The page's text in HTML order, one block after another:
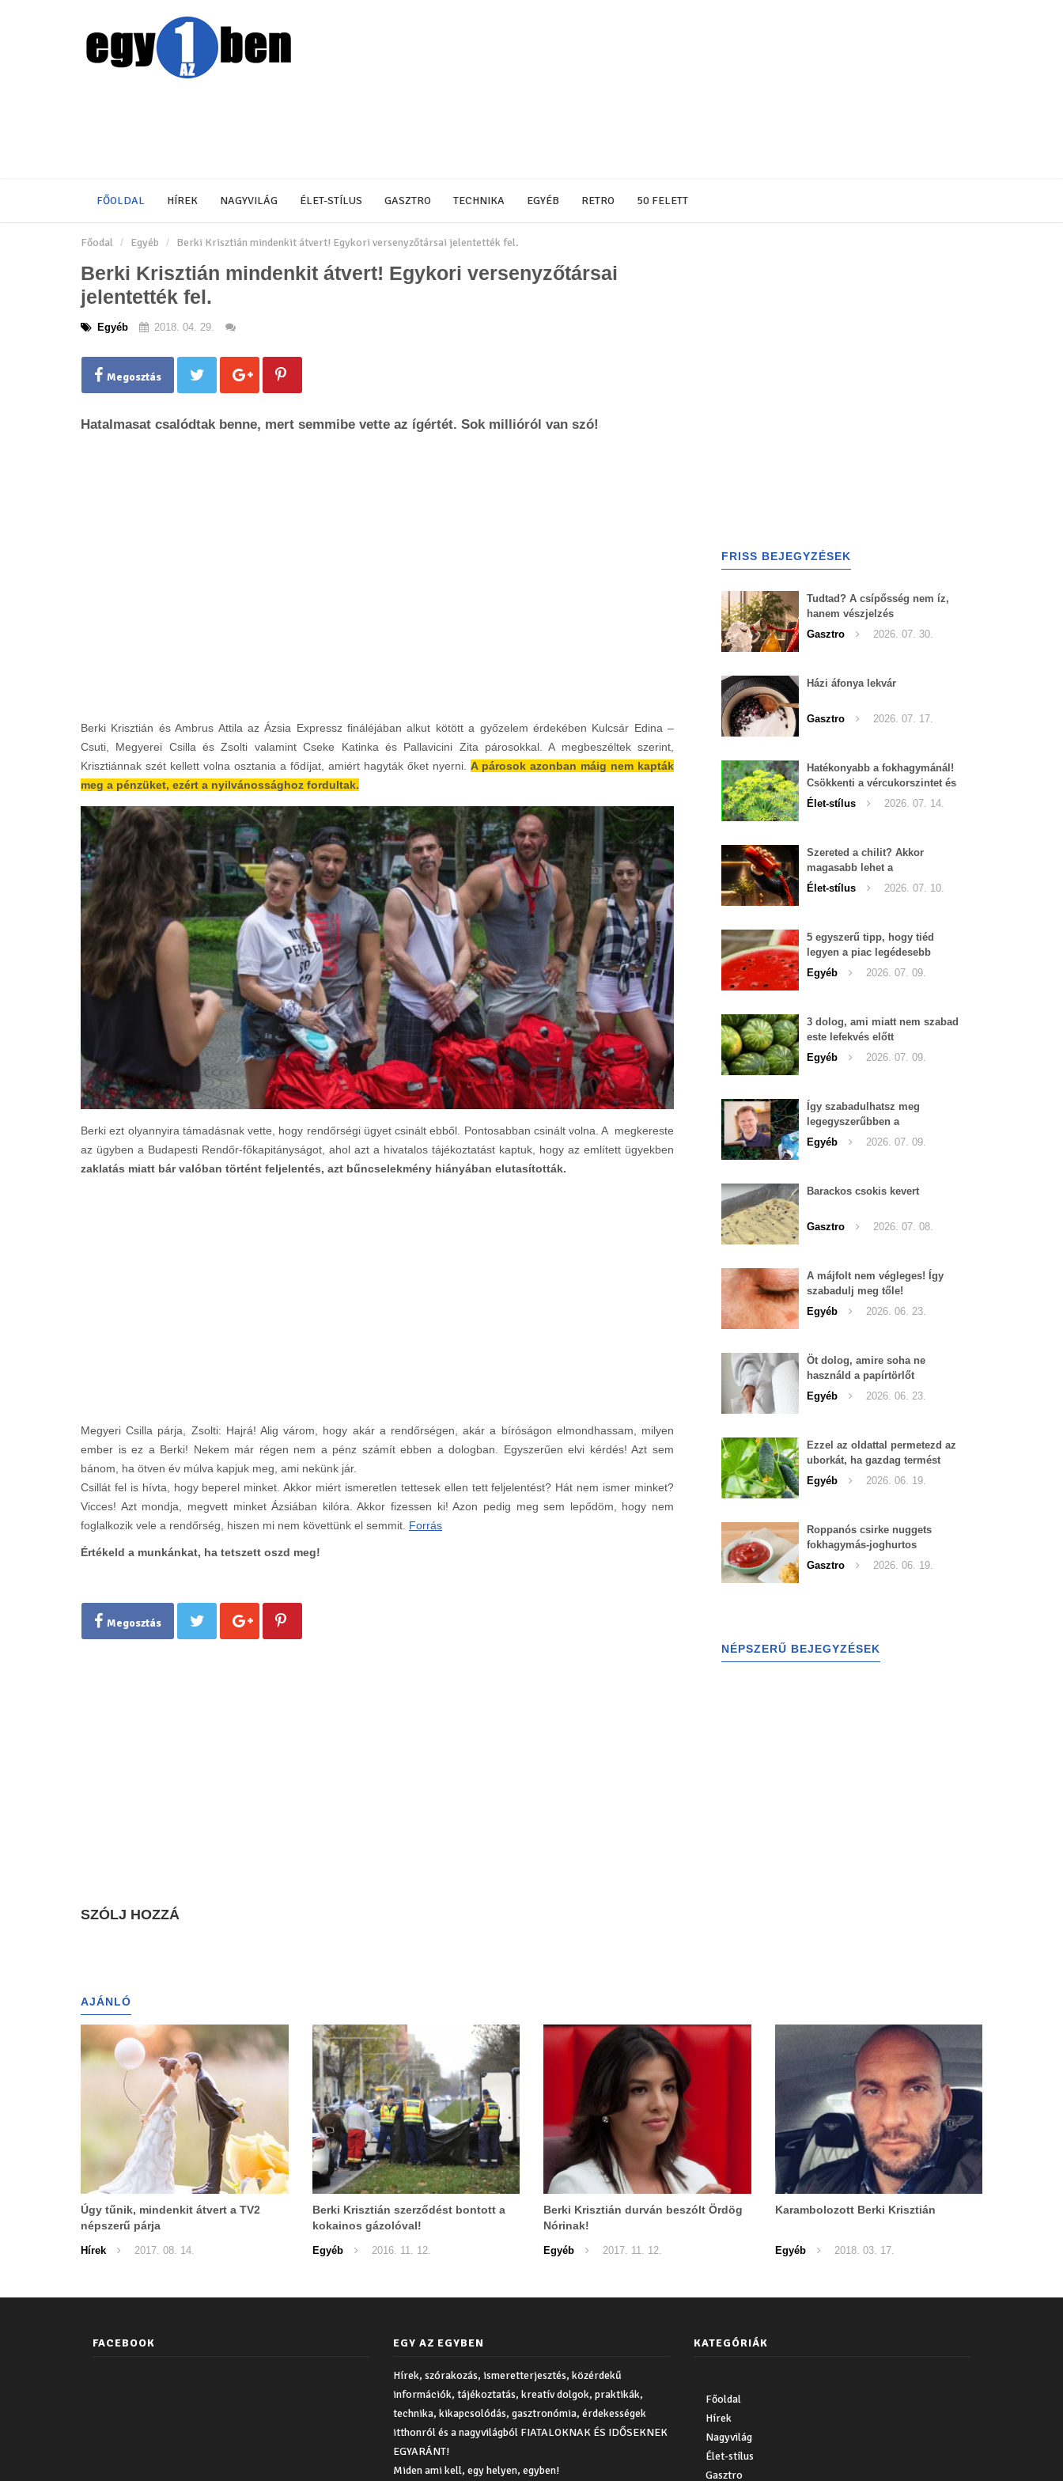
FŐOLDAL HÍREK NAGYVILÁG ÉLET-STÍLUS GASZTRO TECHNIKA EGYÉB RETRO 50 FELETT
Főodal Egyéb Berki Krisztián mindenkit átvert! Egykori versenyzőtársai jelentették fel.
Berki Krisztián mindenkit átvert! Egykori versenyzőtársai
jelentették fel.
Egyéb 2018. 04. 29.
Megosztás
Hatalmasat csalódtak benne, mert semmibe vette az ígértét. Sok millióról van szó!
Berki Krisztián és Ambrus Attila az Ázsia Expressz fináléjában alkut kötött a győzelem érdekében Kulcsár Edina –
Csuti, Megyerei Csilla és Zsolti valamint Cseke Katinka és Pallavicini Zita párosokkal. A megbeszéltek szerint,
Krisztiánnak szét kellett volna osztania a fődíjat, amiért hagyták őket nyerni. A párosok azonban máig nem kapták
meg a pénzüket, ezért a nyilvánossághoz fordultak.
Berki ezt olyannyira támadásnak vette, hogy rendőrségi ügyet csinált ebből. Pontosabban csinált volna. A megkereste
az ügyben a Budapesti Rendőr-főkapitányságot, ahol azt a hivatalos tájékoztatást kaptuk, hogy az említett ügyekben
zaklatás miatt bár valóban történt feljelentés, azt bűncselekmény hiányában elutasították.
Megyeri Csilla párja, Zsolti: Hajrá! Alig várom, hogy akár a rendőrségen, akár a bíróságon elmondhassam, milyen
ember is ez a Berki! Nekem már régen nem a pénz számít ebben a dologban. Egyszerűen elvi kérdés! Azt sem
bánom, ha ötven év múlva kapjuk meg, ami nekünk jár.
Csillát fel is hívta, hogy beperel minket. Akkor miért ismeretlen tettesek ellen tett feljelentést? Hát nem ismer minket?
Vicces! Azt mondja, megvett minket Ázsiában kilóra. Akkor fizessen ki! Azon pedig meg sem lepődöm, hogy nem
foglalkozik vele a rendőrség, hiszen mi nem követtünk el semmit. Forrás
Értékeld a munkánkat, ha tetszett oszd meg!
Megosztás
SZÓLJ HOZZÁ
FRISS BEJEGYZÉSEK
Tudtad? A csípősség nem íz,
hanem vészjelzés
Gasztro
2026. 07. 30.
Házi áfonya lekvár
Gasztro 2026. 07. 17.
Hatékonyabb a fokhagymánál!
Csökkenti a vércukorszintet és
a magas vérnyomást is!
Élet-stílus 2026. 07. 14.
Szereted a chilit? Akkor
magasabb lehet a
tesztoszteron-szinted
Élet-stílus 2026. 07. 10.
5 egyszerű tipp, hogy tiéd
legyen a piac legédesebb
görögdinnyéje
Egyéb 2026. 07. 09.
3 dolog, ami miatt nem szabad
este lefekvés előtt
görögdinnyét enni
Egyéb 2026. 07. 09.
Így szabadulhatsz meg
legegyszerűbben a
pucércsigáktól
Egyéb 2026. 07. 09.
Barackos csokis kevert
Gasztro 2026. 07. 08.
A májfolt nem végleges! Így
szabadulj meg tőle!
Egyéb
2026. 06. 23.
Öt dolog, amire soha ne
használd a papírtörlőt
Egyéb
2026. 06. 23.
Ezzel az oldattal permetezd az
uborkát, ha gazdag termést
szeretnél begyűjteni
Egyéb 2026. 06. 19.
Roppanós csirke nuggets
fokhagymás-joghurtos
szósszal
Gasztro 2026. 06. 19.
NÉPSZERŰ BEJEGYZÉSEK
AJÁNLÓ
Úgy tűnik, mindenkit átvert a TV2
népszerű párja
Hírek 2017. 08. 14.
Berki Krisztián szerződést bontott a
kokainos gázolóval!
Egyéb 2016. 11. 12.
Berki Krisztián durván beszólt Ördög
Nórinak!
Egyéb 2017. 11. 12.
Karambolozott Berki Krisztián
Egyéb 2018. 03. 17.
FACEBOOK EGY AZ EGYBEN
Hírek, szórakozás, ismeretterjesztés, közérdekű
információk, tájékoztatás, kreatív dolgok, praktikák,
technika, kikapcsolódás, gasztronómia, érdekességek
itthonról és a nagyvilágból FIATALOKNAK ÉS IDŐSEKNEK
EGYARÁNT!
Miden ami kell, egy helyen, egyben!
KATEGÓRIÁK
Főoldal
Hírek
Nagyvilág
Élet-stílus
Gasztro